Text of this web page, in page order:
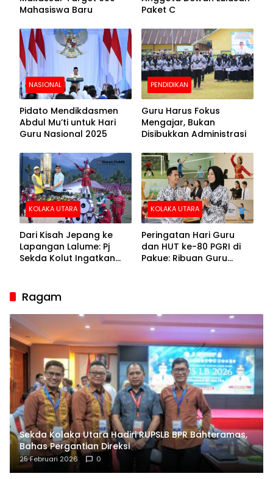
Mahasiswa Baru
Paket C
NASIONAL
Pidato Mendikdasmen
Abdul Mu’ti untuk Hari
Guru Nasional 2025
PENDIDIKAN
Guru Harus Fokus
Mengajar, Bukan
Disibukkan Administrasi
KOLAKA UTARA
Dari Kisah Jepang ke
Lapangan Lalume: Pj
Sekda Kolut Ingatkan
KOLAKA UTARA
Peringatan Hari Guru
dan HUT ke-80 PGRI di
Pakue: Ribuan Guru
Ragam
Sekda Kolaka Utara Hadiri RUPSLB BPR Bahteramas,
Bahas Pergantian Direksi
25 Februari 2026 0